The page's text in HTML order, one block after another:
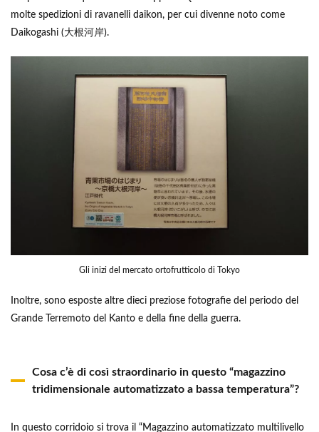
molte spedizioni di ravanelli daikon, per cui divenne noto come
Daikogashi (大根河岸).
Gli inizi del mercato ortofrutticolo di Tokyo
Inoltre, sono esposte altre dieci preziose fotografie del periodo del
Grande Terremoto del Kanto e della fine della guerra.
Cosa c’è di così straordinario in questo “magazzino
tridimensionale automatizzato a bassa temperatura”?
In questo corridoio si trova il “Magazzino automatizzato multilivello